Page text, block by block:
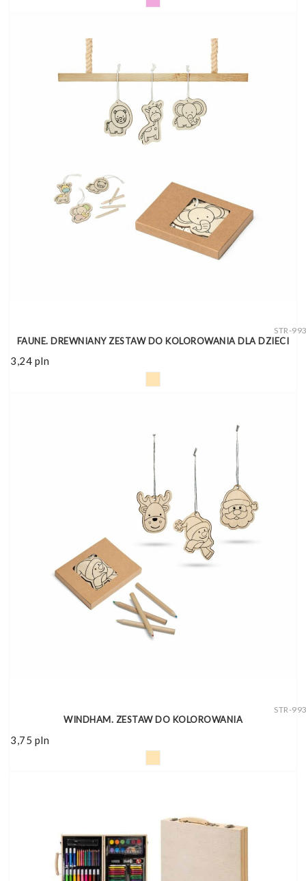
STR-
FAUNE. DREWNIANY ZESTAW DO KOLOROWANIA DLA DZIECI
3,24 pln
STR-
WINDHAM. ZESTAW DO KOLOROWANIA
3,75 pln